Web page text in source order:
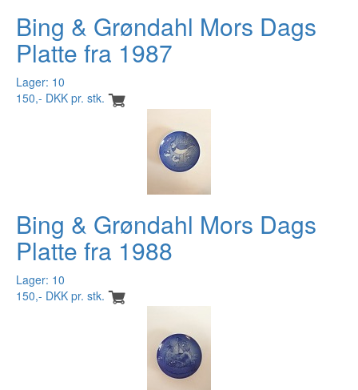
Bing & Grøndahl Mors Dags
Platte fra 1987
Lager: 10
150,- DKK pr. stk.
Bing & Grøndahl Mors Dags
Platte fra 1988
Lager: 10
150,- DKK pr. stk.